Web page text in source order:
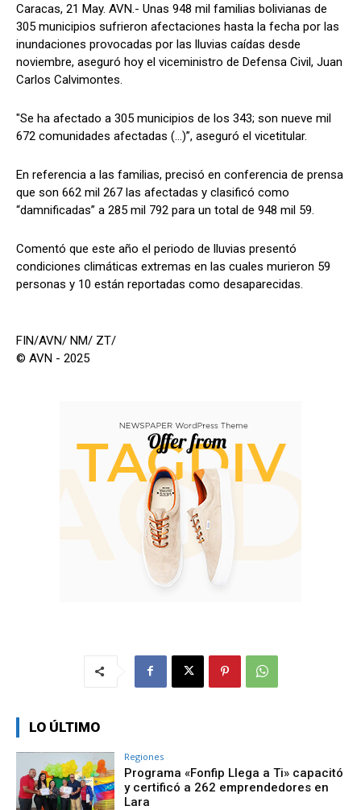
Caracas, 21 May. AVN.- Unas 948 mil familias bolivianas de
305 municipios sufrieron afectaciones hasta la fecha por las
inundaciones provocadas por las lluvias caídas desde
noviembre, aseguró hoy el viceministro de Defensa Civil, Juan
Carlos Calvimontes.
"Se ha afectado a 305 municipios de los 343; son nueve mil
672 comunidades afectadas (…)”, aseguró el vicetitular.
En referencia a las familias, precisó en conferencia de prensa
que son 662 mil 267 las afectadas y clasificó como
“damnificadas” a 285 mil 792 para un total de 948 mil 59.
Comentó que este año el periodo de lluvias presentó
condiciones climáticas extremas en las cuales murieron 59
personas y 10 están reportadas como desaparecidas.
FIN/AVN/ NM/ ZT/
© AVN - 2025
LO ÚLTIMO
Regiones
Programa «Fonfip Llega a Ti» capacitó
y certificó a 262 emprendedores en
Lara